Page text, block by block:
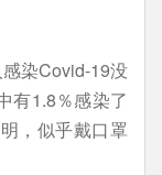
染Covid-19没
有1.8％感染了
，似乎戴口罩